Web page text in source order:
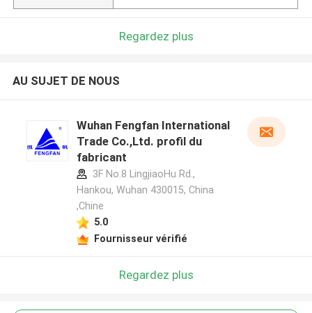
Regardez plus
AU SUJET DE NOUS
Wuhan Fengfan International
Trade Co.,Ltd. profil du
fabricant
3F No.8 LingjiaoHu Rd.,
Hankou, Wuhan 430015, China
,Chine
5.0
Fournisseur vérifié
Regardez plus